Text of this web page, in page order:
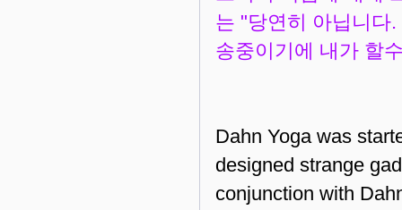
는 "당연히 아닙니다
송중이기에 내가 할
Dahn Yoga was
designed strange
conjunction with